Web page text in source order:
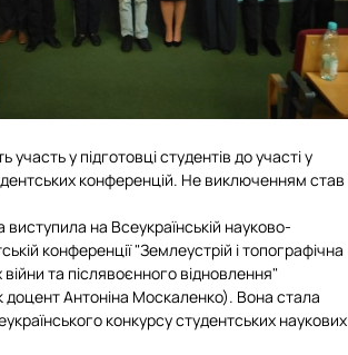
у підготовці студентів до участі у
конференцій. Не виключенням став
на Всеукраїнській науково-
конференції "Землеустрій і топографічна
війни та післявоєнного відновлення"
доцент Антоніна Москаленко). Вона стала
конкурсу студентських наукових